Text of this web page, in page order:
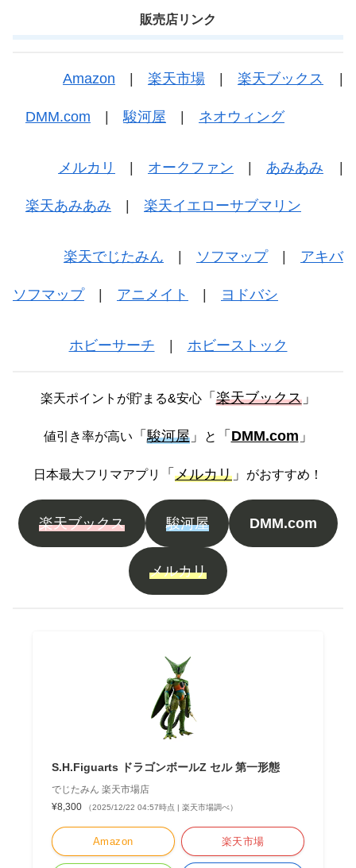
販売店リンク
Amazon | 楽天市場 | 楽天ブックス |
DMM.com | 駿河屋 | ネオウィング
メルカリ | オークファン | あみあみ |
楽天あみあみ | 楽天イエローサブマリン
楽天でじたみん | ソフマップ| アキバ
ソフマップ| アニメイト | ヨドバシ
ホビーサーチ | ホビーストック
楽天ポイントが貯まる&安心「 楽天ブックス」
値引き率が高い 「 駿河屋」 と 「 DMM.com 」
日本最大フリマアプリ 「 メルカリ 」 がおすすめ！
楽天ブックス 駿河屋 DMM.com
メルカリ
S.H.Figuarts ドラゴンボールZ セル 第一形態
でじたみん 楽天市場店
¥8,300
（2025/12/22 04:57時点 | 楽天市場調べ）
Amazon 楽天市場